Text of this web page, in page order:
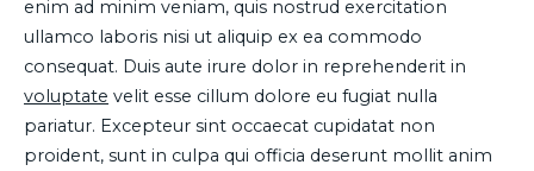
enim ad minim veniam, quis nostrud exercitation
ullamco laboris nisi ut aliquip ex ea commodo
consequat. Duis aute irure dolor in reprehenderit in
voluptate velit esse cillum dolore eu fugiat nulla
pariatur. Excepteur sint occaecat cupidatat non
proident, sunt in culpa qui officia deserunt mollit anim